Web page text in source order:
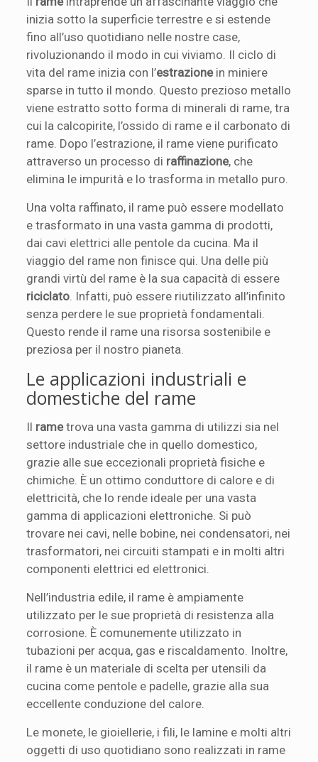
inizia sotto la superficie terrestre e si estende
fino all’uso quotidiano nelle nostre case,
rivoluzionando il modo in cui viviamo. Il ciclo di
vita del rame inizia con l’estrazionein miniere
sparse in tutto il mondo. Questo prezioso metallo
viene estratto sotto forma di minerali di rame, tra
cui la calcopirite, l’ossido di rame e il carbonato di
rame. Dopo l’estrazione, il rame viene purificato
attraverso un processo di raffinazione, che
elimina le impurità e lo trasforma in metallo puro.
Una volta raffinato, il rame può essere modellato
e trasformato in una vasta gamma di prodotti,
dai cavi elettrici alle pentole da cucina. Ma il
viaggio del rame non finisce qui. Una delle più
grandi virtù del rame è la sua capacità di essere
riciclato . Infatti, può essere riutilizzato all’infinito
senza perdere le sue proprietà fondamentali.
Questo rende il rame una risorsa sostenibile e
preziosa per il nostro pianeta.
Le applicazioni industriali e
domestiche del rame
Il rametrova una vasta gamma di utilizzi sia nel
settore industriale che in quello domestico,
grazie alle sue eccezionali proprietà fisiche e
chimiche. È un ottimo conduttore di calore e di
elettricità, che lo rende ideale per una vasta
gamma di applicazioni elettroniche. Si può
trovare nei cavi, nelle bobine, nei condensatori, nei
trasformatori, nei circuiti stampati e in molti altri
componenti elettrici ed elettronici.
Nell’industria edile, il rame è ampiamente
utilizzato per le sue proprietà di resistenza alla
corrosione. È comunemente utilizzato in
tubazioni per acqua, gas e riscaldamento. Inoltre,
il rame è un materiale di scelta per utensili da
cucina come pentole e padelle, grazie alla sua
eccellente conduzione del calore.
Le monete, le gioiellerie, i fili, le lamine e molti altri
oggetti di uso quotidiano sono realizzati in rame